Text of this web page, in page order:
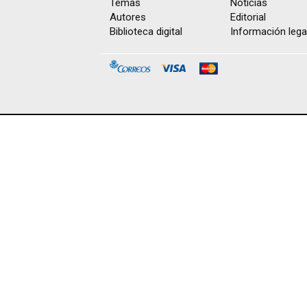
Autores
Biblioteca digital
Editorial
Información